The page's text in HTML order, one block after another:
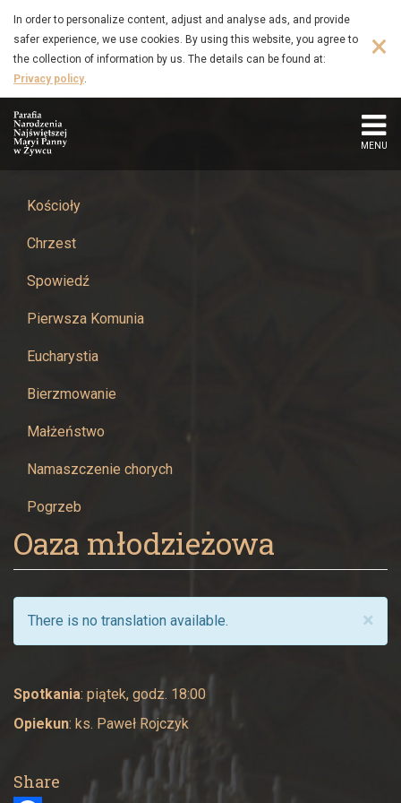
Oaza
młodzieżowa
-
Parafia
Narodzenia
Najświętszej
Maryi
Panny
w
Żywcu
to
main
content
In order to personalize content, adjust and analyse ads, and provide
safer experience, we use cookies. By using this website, you agree to
the collection of information by us. The details can be found at:
Privacy policy.
×
MENU
Kościoły
Chrzest
Spowiedź
Pierwsza Komunia
Eucharystia
Bierzmowanie
Małżeństwo
Namaszczenie chorych
Pogrzeb
Oaza młodzieżowa
×
There is no translation available.
Spotkania: piątek, godz. 18:00
Opiekun: ks. Paweł Rojczyk
Share